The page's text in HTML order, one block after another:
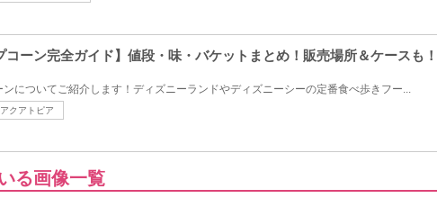
コーン完全ガイド】値段・味・バケットまとめ！販売場所＆ケースも！
についてご紹介します！ディズニーランドやディズニーシーの定番食べ歩きフー...
アクアトピア
る画像一覧